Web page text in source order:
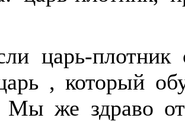
царь-плотник
, который
Мы же здраво